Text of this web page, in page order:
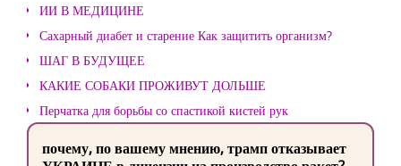
ИИ В МЕДИЦИНЕ
Сахарный диабет и старение Как защитить организм?
ШАГ В БУДУЩЕЕ
КАКИЕ СОБАКИ ПРОЖИВУТ ДОЛЬШЕ
Перчатка для борьбы со спастикой кистей рук
почему, по вашему мнению, трамп отказывает